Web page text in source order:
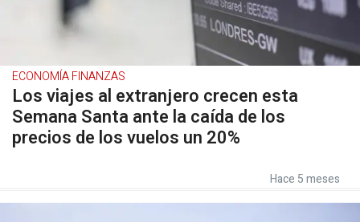
ECONOMÍA FINANZAS
Los viajes al extranjero crecen esta
Semana Santa ante la caída de los
precios de los vuelos un 20%
Hace 5 meses